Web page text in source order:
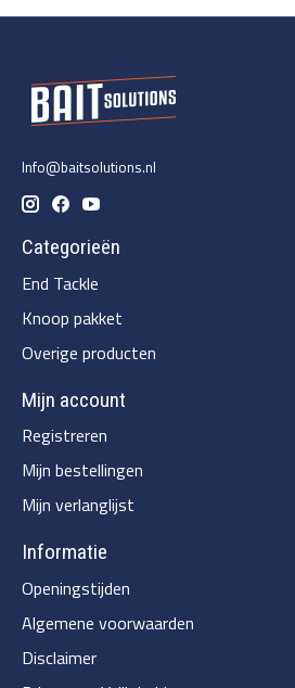
Info@baitsolutions.nl
Categorieën
End Tackle
Knoop pakket
Overige producten
Mijn account
Registreren
Mijn bestellingen
Mijn verlanglijst
Informatie
Openingstijden
Algemene voorwaarden
Disclaimer